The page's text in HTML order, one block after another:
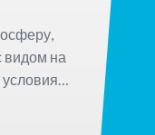
видом на
и